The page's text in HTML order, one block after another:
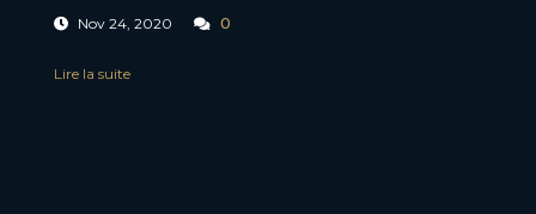
Nov 24, 2020 0
Lire la suite